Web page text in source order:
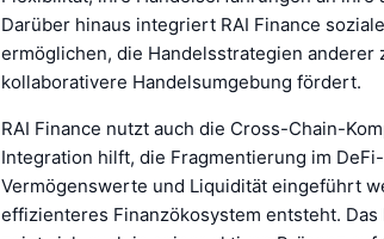
Darüber hinaus integriert RAI Finance
ermöglichen, die Handelsstrategien
kollaborativere Handelsumgebung fördert.
RAI Finance nutzt auch die Cross-Chain-
Integration hilft, die Fragmentierung im
Vermögenswerte und Liquidität eingeführt
effizienteres Finanzökosystem entsteht.